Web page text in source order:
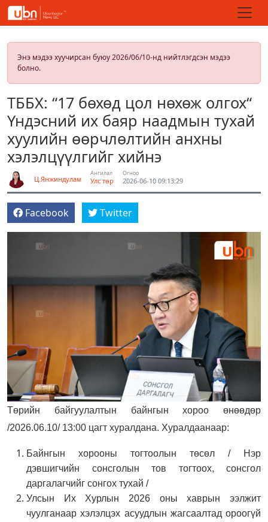
Энэ мэдээ хуучирсан буюу 2026/06/10-нд нийтлэгдсэн мэдээ
болно.
ТББХ: “17 бөхөд цол нөхөж олгох“
Үндэсний их баяр наадмын тухай
хуулийн өөрчлөлтийн анхны
хэлэлцүүлгийг хийнэ
Ц.Янжиндулам
Ангилал
Улс төр
Огноо
2026-06-10 09:13:29
Facebook Twitter
Төрийн байгуулалтын байнгын хороо өнөөдөр
/2026.06.10/ 13:00 цагт хуралдана. Хуралдаанаар:
Байнгын хорооны тогтоолын төсөл / Нэр
дэвшигчийн сонсголын тов тогтоох, сонсгол
даргалагчийг сонгох тухай /
Улсын Их Хурлын 2026 оны хаврын ээлжит
чуулганаар хэлэлцэх асуудлын жагсаалтад ороогүй